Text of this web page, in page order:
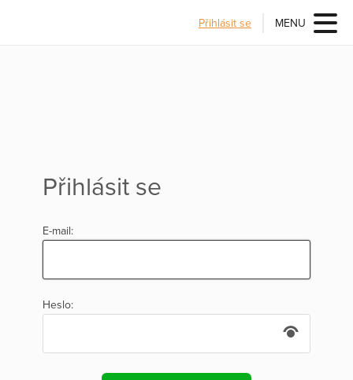
Přihlásit se MENU
Přihlásit se
E-mail:
Heslo: